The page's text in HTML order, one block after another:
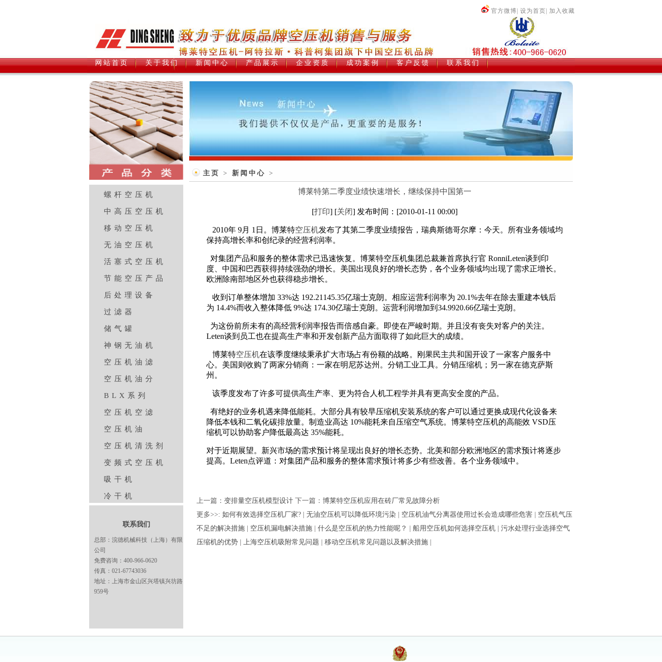
官方微博 设为首页 加入收藏
网站首页 关于我们 新闻中心 产品展示 企业资质 成功案例 客户反馈 联系我们
螺杆空压机
中高压空压机
移动空压机
无油空压机
活塞式空压机
节能空压产品
后处理设备
过滤器
储气罐
神钢无油机
空压机油滤
空压机油分
BLX系列
空压机空滤
空压机油
空压机清洗剂
变频式空压机
吸干机
冷干机
联系我们
总部：浣德机械科技（上海）有限
公司
免费咨询：400-966-0620
传真：021-67743036
地址：上海市金山区兴塔镇兴坊路
959号
主页 > 新闻中心 >
博莱特第二季度业绩快速增长，继续保持中国第一
[打印] [关闭] 发布时间：[2010-01-11 00:00]
2010年 9月 1日。博莱特空压机发布了其第二季度业绩报告，瑞典斯德哥尔摩：今天。所有业务领域均
保持高增长率和创纪录的经营利润率。
对集团产品和服务的整体需求已迅速恢复。博莱特空压机集团总裁兼首席执行官 RonniLeten谈到印
度、中国和巴西获得持续强劲的增长。美国出现良好的增长态势，各个业务领域均出现了需求正增长。
欧洲除南部地区外也获得稳步增长。
收到订单整体增加 33%达 192.21145.35亿瑞士克朗。相应运营利润率为 20.1%去年在除去重建本钱后
为 14.4%而收入整体降低 9%达 174.30亿瑞士克朗。运营利润增加到34.9920.66亿瑞士克朗。
为这份前所未有的高经营利润率报告而倍感自豪。即使在严峻时期。并且没有丧失对客户的关注。
Leten谈到员工也在提高生产率和开发创新产品方面取得了如此巨大的成绩。
博莱特空压机在该季度继续秉承扩大市场占有份额的战略。刚果民主共和国开设了一家客户服务中
心。美国则收购了两家分销商：一家在明尼苏达州。分销工业工具。分销压缩机；另一家在德克萨斯
州。
该季度发布了许多可提供高生产率、更为符合人机工程学并具有更高安全度的产品。
有绝好的业务机遇来降低能耗。大部分具有较早压缩机安装系统的客户可以通过更换成现代化设备来
降低本钱和二氧化碳排放量。制造业高达 10%能耗来自压缩空气系统。博莱特空压机的高能效 VSD压
缩机可以协助客户降低最高达 35%能耗。
对于近期展望。新兴市场的需求预计将呈现出良好的增长态势。北美和部分欧洲地区的需求预计将逐步
提高。Leten点评道：对集团产品和服务的整体需求预计将多少有些改善。各个业务领域中。
上一篇： 变排量空压机模型设计 下一篇： 博莱特空压机应用在砖厂常见故障分析
更多>>: 如何有效选择空压机厂家? 无油空压机可以降低环境污染 空压机油气分离器使用过长会造成哪些危害
空压机气压
不足的解决措施
空压机漏电解决措施 什么是空压机的热力性能呢？ 船用空压机如何选择空压机
污水处理行业选择空气
压缩机的优势
上海空压机吸附常见问题 移动空压机常见问题以及解决措施